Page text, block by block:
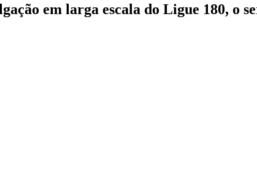
em larga escala do Ligue 180, o